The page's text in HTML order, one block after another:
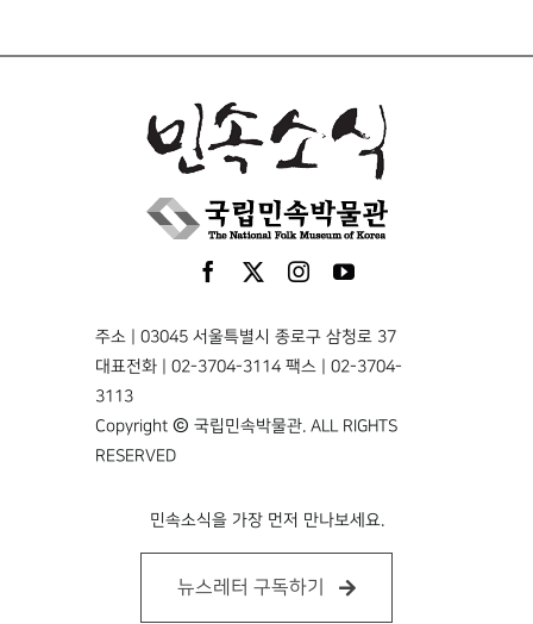
주소 | 03045 서울특별시 종로구 삼청로 37
대표전화 | 02-3704-3114 팩스 | 02-3704-
3113
Copyright © 국립민속박물관. ALL RIGHTS
RESERVED
민속소식을 가장 먼저 만나보세요.
뉴스레터 구독하기